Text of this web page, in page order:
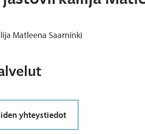
Matleena Saarninki
yhteystiedot